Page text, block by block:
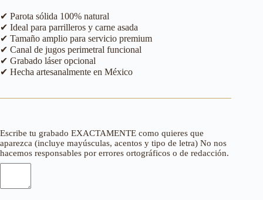
✔ Parota sólida 100% natural
✔ Ideal para parrilleros y carne asada
✔ Tamaño amplio para servicio premium
✔ Canal de jugos perimetral funcional
✔ Grabado láser opcional
✔ Hecha artesanalmente en México
Escribe tu grabado EXACTAMENTE como quieres que
aparezca (incluye mayúsculas, acentos y tipo de letra) No nos
hacemos responsables por errores ortográficos o de redacción.